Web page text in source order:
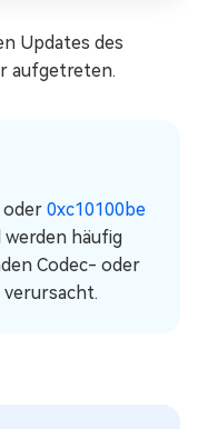
Updates des
aufgetreten.
oder 0xc10100be
häufig
Codec- oder